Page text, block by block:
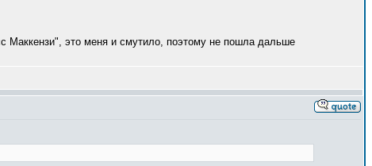
Маккензи", это меня и смутило, поэтому не пошла дальше